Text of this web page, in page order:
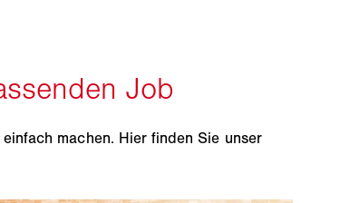
machen. Hier finden Sie unser